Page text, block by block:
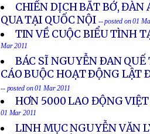
CHIẾN DỊCH BẮT BỚ, ĐÀN
QUA TẠI QUỐC NỘI -- posted on 01
TIN VỀ CUỘC BIỂU TÌNH
Mar 2011
BÁC SĨ NGUYỄN ÐAN
CÁO BUỘC HOẠT ÐỘNG LẬT
-- posted on 01 Mar 2011
HƠN 5000 LAO ĐỘNG
01 Mar 2011
LINH MỤC NGUYỄN VĂN